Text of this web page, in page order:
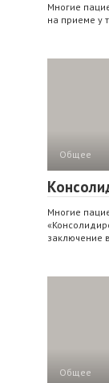
Многие
на приеме у
Общее
Многие
заключение в
Общее